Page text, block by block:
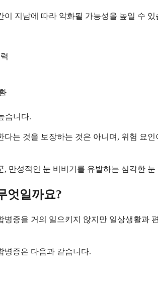
지남에 따라 악화될 가능성을 높일 수
습니다.
는 것을 보장하는 것은 아니며, 위험 요
, 만성적인 눈 비비기를 유발하는 심각한
엇일까요?
증을 거의 일으키지 않지만 일상생활과
병증은 다음과 같습니다.